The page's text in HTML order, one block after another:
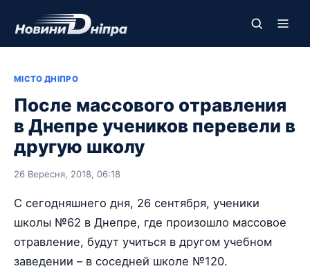
МІСТО ДНІПРО
После массового отравления
в Днепре учеников перевели в
другую школу
26 Вересня, 2018, 06:18
С сегодняшнего дня, 26 сентября, ученики
школы №62 в Днепре, где произошло массовое
отравление, будут учиться в другом учебном
заведении – в соседней школе №120.